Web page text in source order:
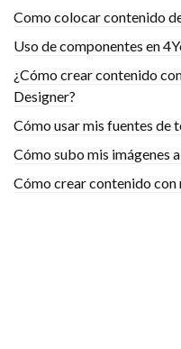
Como colocar contenido
Uso de componentes en
¿Cómo crear contenido
Designer?
Cómo usar mis fuentes de
Cómo subo mis imágenes
Cómo crear contenido